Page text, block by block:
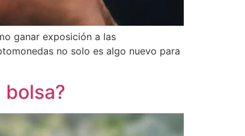
ganar exposición a las
no solo es algo nuevo para